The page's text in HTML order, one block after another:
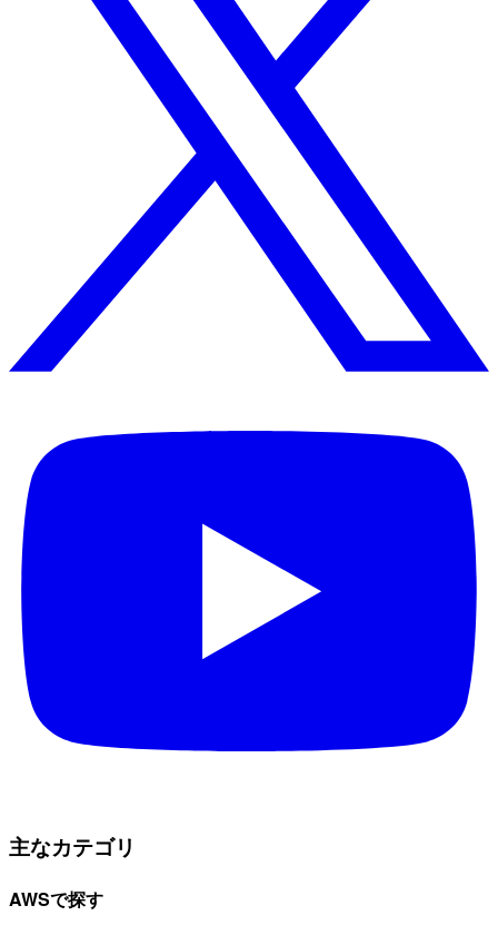
主なカテゴリ
AWSで探す